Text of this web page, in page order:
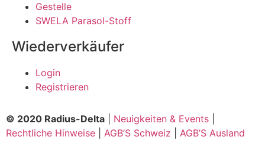
Gestelle
SWELA Parasol-Stoff
Wiederverkäufer
Login
Registrieren
© 2020 Radius-Delta Neuigkeiten & Events
Rechtliche Hinweise
AGB’S Schweiz AGB’S Ausland